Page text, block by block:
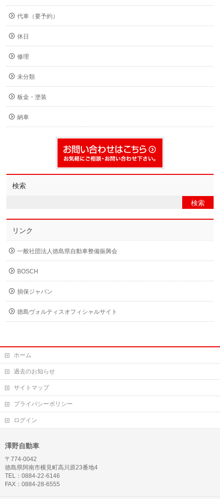
代車（要予約）
休日
修理
未分類
板金・塗装
納車
検索
リンク
一般社団法人徳島県自動車整備振興会
BOSCH
損保ジャパン
徳島ヴォルティスオフィシャルサイト
ホーム
過去のお知らせ
サイトマップ
プライバシーポリシー
ログイン
澤野自動車
〒774-0042
徳島県阿南市横見町高川原23番地4
TEL：0884-22-6146
FAX：0884-28-6555